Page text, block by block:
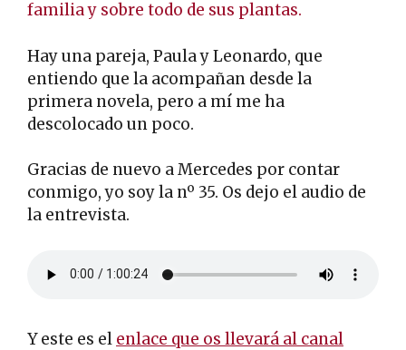
familia y sobre todo de sus plantas.
Hay una pareja, Paula y Leonardo, que
entiendo que la acompañan desde la
primera novela, pero a mí me ha
descolocado un poco.
Gracias de nuevo a Mercedes por contar
conmigo, yo soy la nº 35. Os dejo el audio de
la entrevista.
Y este es el enlace que os llevará al canal